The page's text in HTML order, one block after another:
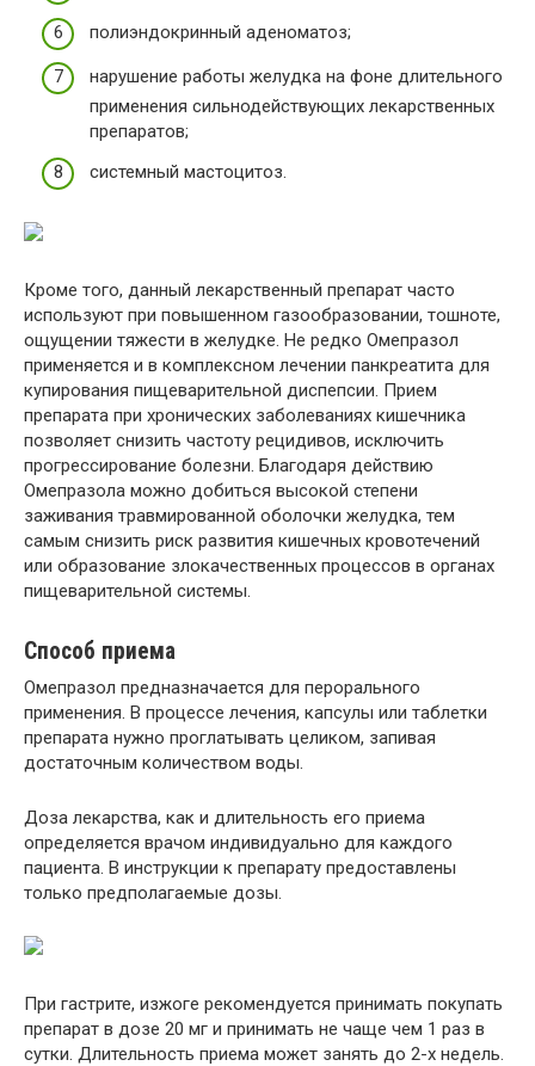
полиэндокринный аденоматоз;
нарушение работы желудка на фоне длительного
применения сильнодействующих лекарственных
препаратов;
системный мастоцитоз.
Кроме того, данный лекарственный препарат часто
используют при повышенном газообразовании, тошноте,
ощущении тяжести в желудке. Не редко Омепразол
применяется и в комплексном лечении панкреатита для
купирования пищеварительной диспепсии. Прием
препарата при хронических заболеваниях кишечника
позволяет снизить частоту рецидивов, исключить
прогрессирование болезни. Благодаря действию
Омепразола можно добиться высокой степени
заживания травмированной оболочки желудка, тем
самым снизить риск развития кишечных кровотечений
или образование злокачественных процессов в органах
пищеварительной системы.
Способ приема
Омепразол предназначается для перорального
применения. В процессе лечения, капсулы или таблетки
препарата нужно проглатывать целиком, запивая
достаточным количеством воды.
Доза лекарства, как и длительность его приема
определяется врачом индивидуально для каждого
пациента. В инструкции к препарату предоставлены
только предполагаемые дозы.
При гастрите, изжоге рекомендуется принимать покупать
препарат в дозе 20 мг и принимать не чаще чем 1 раз в
сутки. Длительность приема может занять до 2-х недель.